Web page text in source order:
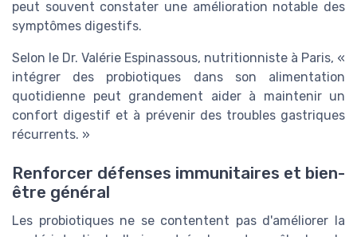
peut souvent constater une amélioration notable des
symptômes digestifs.
Selon le Dr. Valérie Espinassous, nutritionniste à Paris, «
intégrer des probiotiques dans son alimentation
quotidienne peut grandement aider à maintenir un
confort digestif et à prévenir des troubles gastriques
récurrents. »
Renforcer défenses immunitaires et bien-
être général
Les probiotiques ne se contentent pas d'améliorer la